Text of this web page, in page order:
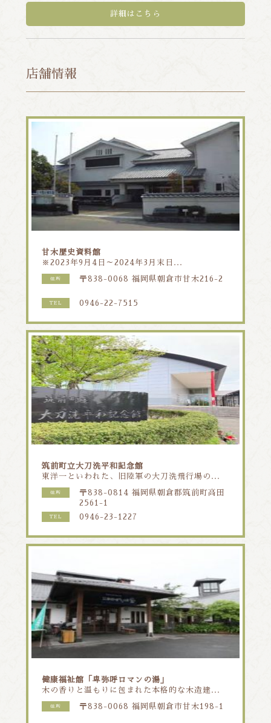
詳細はこちら
店舗情報
甘木歴史資料館
※2023年9月4日～2024年3月末日...
住所 〒838-0068 福岡県朝倉市甘木216-2
TEL 0946-22-7515
筑前町立大刀洗平和記念館
東洋一といわれた、旧陸軍の大刀洗飛行場の...
住所
〒838-0814 福岡県朝倉郡筑前町高田
2561-1
TEL 0946-23-1227
健康福祉館「卑弥呼ロマンの湯」
木の香りと温もりに包まれた本格的な木造建...
住所 〒838-0068 福岡県朝倉市甘木198-1